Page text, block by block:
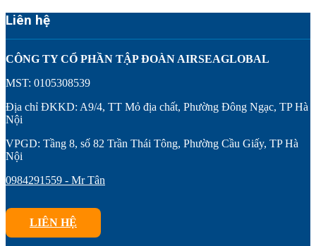
Liên hệ
CÔNG TY CỔ PHẦN TẬP ĐOÀN AIRSEAGLOBAL
MST: 0105308539
Địa chỉ ĐKKD: A9/4, TT Mỏ địa chất, Phường Đông Ngạc, TP Hà
Nội
VPGD: Tầng 8, số 82 Trần Thái Tông, Phường Cầu Giấy, TP Hà
Nội
0984291559 - Mr Tân
LIÊN HỆ